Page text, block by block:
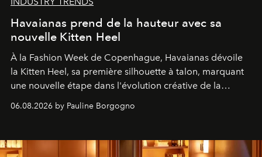
Havaianas prend de la hauteur avec sa
nouvelle Kitten Heel
À la Fashion Week de Copenhague, Havaianas dévoile
la Kitten Heel, sa première silhouette à talon, marquant
une nouvelle étape dans l'évolution créative de la
06.08.2026 by Pauline Borgogno